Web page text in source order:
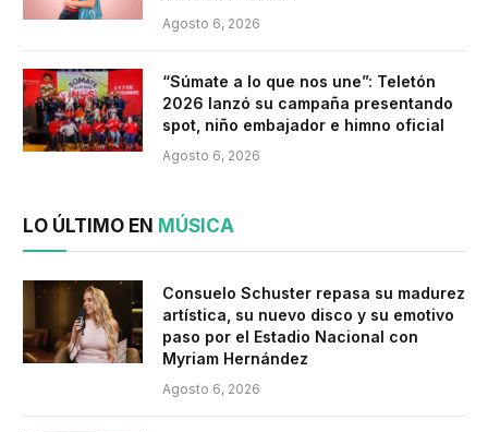
Agosto 6, 2026
“Súmate a lo que nos une”: Teletón
2026 lanzó su campaña presentando
spot, niño embajador e himno oficial
Agosto 6, 2026
LO ÚLTIMO EN MÚSICA
Consuelo Schuster repasa su madurez
artística, su nuevo disco y su emotivo
paso por el Estadio Nacional con
Myriam Hernández
Agosto 6, 2026